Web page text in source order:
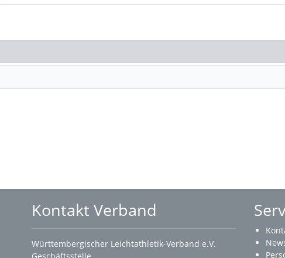
Kontakt Verband
Württembergischer Leichtathletik-Verband e.V.